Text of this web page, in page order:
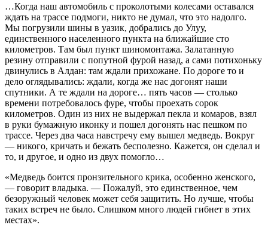
…Когда наш автомобиль с проколотыми колесами оставался
ждать на трассе подмоги, никто не думал, что это надолго.
Мы погрузили шины в уазик, добрались до Улуу,
единственного населенного пункта на ближайшие сто
километров. Там был пункт шиномонтажа. Залатанную
резину отправили с попутной фурой назад, а сами потихоньку
двинулись в Алдан: там ждали прихожане. По дороге то и
дело оглядывались: ждали, когда же нас догонят наши
спутники. А те ждали на дороге… пять часов — столько
времени потребовалось фуре, чтобы проехать сорок
километров. Один из них не выдержал пекла и комаров, взял
в руки бумажную иконку и пошел догонять нас пешком по
трассе. Через два часа навстречу ему вышел медведь. Вокруг
— никого, кричать и бежать бесполезно. Кажется, он сделал и
то, и другое, и одно из двух помогло…
«Медведь боится пронзительного крика, особенно женского,
— говорит владыка. — Пожалуй, это единственное, чем
безоружный человек может себя защитить. Но лучше, чтобы
таких встреч не было. Слишком много людей гибнет в этих
местах».